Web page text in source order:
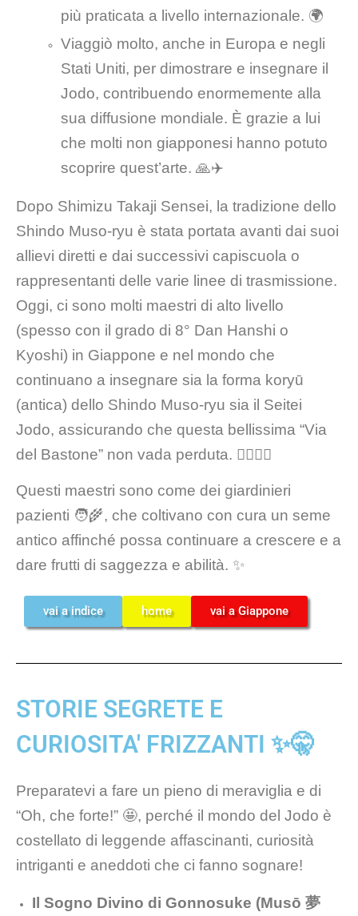
più praticata a livello internazionale. 🌍
Viaggiò molto, anche in Europa e negli
Stati Uniti, per dimostrare e insegnare il
Jodo, contribuendo enormemente alla
sua diffusione mondiale. È grazie a lui
che molti non giapponesi hanno potuto
scoprire quest’arte. 🙏✈️
Dopo Shimizu Takaji Sensei, la tradizione dello
Shindo Muso-ryu è stata portata avanti dai suoi
allievi diretti e dai successivi capiscuola o
rappresentanti delle varie linee di trasmissione.
Oggi, ci sono molti maestri di alto livello
(spesso con il grado di 8° Dan Hanshi o
Kyoshi) in Giappone e nel mondo che
continuano a insegnare sia la forma koryū
(antica) dello Shindo Muso-ryu sia il Seitei
Jodo, assicurando che questa bellissima “Via
del Bastone” non vada perduta. 🙇‍♂️🙇‍♀️
Questi maestri sono come dei giardinieri
pazienti 🧑‍🌾, che coltivano con cura un seme
antico affinché possa continuare a crescere e a
dare frutti di saggezza e abilità. ✨
vai a indice home vai a Giappone
STORIE SEGRETE E
CURIOSITA' FRIZZANTI ✨🤫
Preparatevi a fare un pieno di meraviglia e di
“Oh, che forte!” 🤩, perché il mondo del Jodo è
costellato di leggende affascinanti, curiosità
intriganti e aneddoti che ci fanno sognare!
Il Sogno Divino di Gonnosuke (Musō 夢